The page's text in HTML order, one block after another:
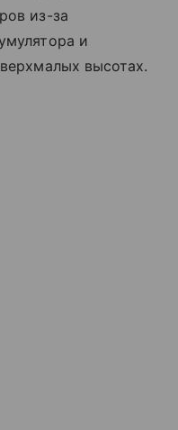
из-за
и
высотах.